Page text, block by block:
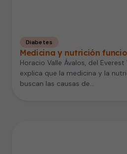
Diabetes
Medicina y nutrición
Horacio Valle Ávalos, del
explica que la medicina y la
buscan las causas de…